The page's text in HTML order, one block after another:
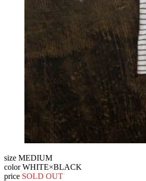
size MEDIUM
color WHITE×BLACK
price SOLD OUT